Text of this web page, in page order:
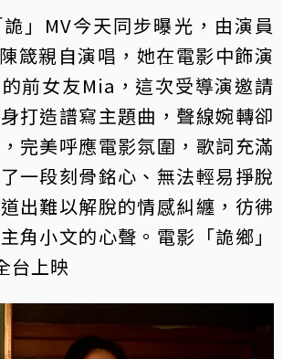
」MV今天同步曝光，由演員
箴親自演唱，她在電影中飾演
前女友Mia，這次受導演邀請
打造譜寫主題曲，聲線婉轉卻
完美呼應電影氛圍，歌詞充滿
一段刻骨銘心、無法輕易掙脫
出難以解脫的情感糾纏，彷彿
角小文的心聲。電影「詭鄉」
台上映